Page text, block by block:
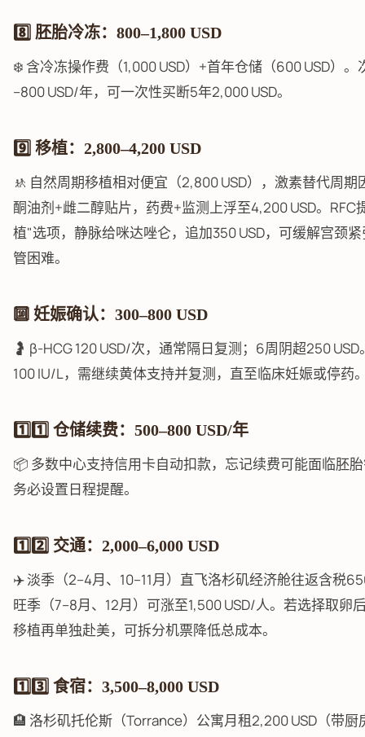
8️⃣ 胚胎冷冻：800–1,800 USD
❄️ 含冷冻操作费（1,000 USD）+首年仓储（600 USD）
–800 USD/年，可一次性买断5年2,000 USD。
9️⃣ 移植：2,800–4,200 USD
🚸 自然周期移植相对便宜（2,800 USD），激素替代周期
酮油剂+雌二醇贴片，药费+监测上浮至4,200 USD。RFC
植"选项，静脉给咪达唑仑，追加350 USD，可缓解宫颈
管困难。
🔟 妊娠确认：300–800 USD
🤰 β-HCG 120 USD/次，通常隔日复测；6周阴超250
100 IU/L，需继续黄体支持并复测，直至临床妊娠或停药
1️⃣1️⃣ 仓储续费：500–800 USD/年
📦 多数中心支持信用卡自动扣款，忘记续费可能面临胚
务必设置日程提醒。
1️⃣2️⃣ 交通：2,000–6,000 USD
✈️ 淡季（2–4月、10–11月）直飞洛杉矶经济舱往返含税
旺季（7–8月、12月）可涨至1,500 USD/人。若选择取卵
移植再单独赴美，可拆分机票降低总成本。
1️⃣3️⃣ 食宿：3,500–8,000 USD
🏨 洛杉矶托伦斯（Torrance）公寓月租2,200 USD（带厨